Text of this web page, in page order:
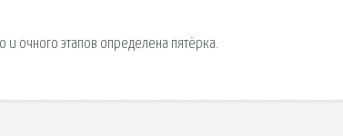
и очного этапов определена пятёрка.